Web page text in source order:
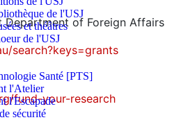
de l'USJ
et théâtres
de l'USJ
Santé [PTS]
l'Atelier
l'Escapade
sécurité
Department of Foreign Affairs
search?keys=grants
fund-your-research